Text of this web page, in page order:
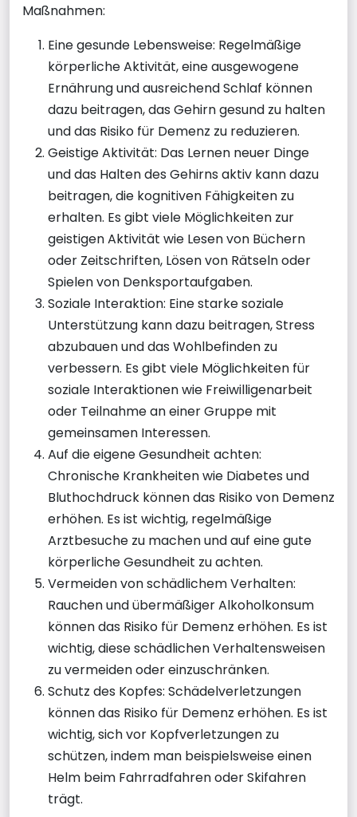
Maßnahmen:
Eine gesunde Lebensweise: Regelmäßige
körperliche Aktivität, eine ausgewogene
Ernährung und ausreichend Schlaf können
dazu beitragen, das Gehirn gesund zu halten
und das Risiko für Demenz zu reduzieren.
Geistige Aktivität: Das Lernen neuer Dinge
und das Halten des Gehirns aktiv kann dazu
beitragen, die kognitiven Fähigkeiten zu
erhalten. Es gibt viele Möglichkeiten zur
geistigen Aktivität wie Lesen von Büchern
oder Zeitschriften, Lösen von Rätseln oder
Spielen von Denksportaufgaben.
Soziale Interaktion: Eine starke soziale
Unterstützung kann dazu beitragen, Stress
abzubauen und das Wohlbefinden zu
verbessern. Es gibt viele Möglichkeiten für
soziale Interaktionen wie Freiwilligenarbeit
oder Teilnahme an einer Gruppe mit
gemeinsamen Interessen.
Auf die eigene Gesundheit achten:
Chronische Krankheiten wie Diabetes und
Bluthochdruck können das Risiko von Demenz
erhöhen. Es ist wichtig, regelmäßige
Arztbesuche zu machen und auf eine gute
körperliche Gesundheit zu achten.
Vermeiden von schädlichem Verhalten:
Rauchen und übermäßiger Alkoholkonsum
können das Risiko für Demenz erhöhen. Es ist
wichtig, diese schädlichen Verhaltensweisen
zu vermeiden oder einzuschränken.
Schutz des Kopfes: Schädelverletzungen
können das Risiko für Demenz erhöhen. Es ist
wichtig, sich vor Kopfverletzungen zu
schützen, indem man beispielsweise einen
Helm beim Fahrradfahren oder Skifahren
trägt.